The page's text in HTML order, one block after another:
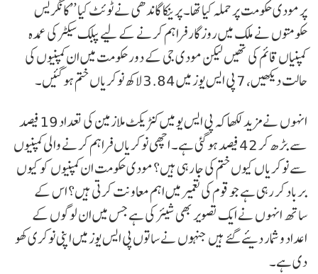
پر مودی حکومت پر حملہ کیا تھا۔ پرینکا گاندھی نے ٹوئٹ کیا ’’کانگریس
حکومتوں نے ملک میں روزگار فراہم کرنے کے لیے پبلک سیکٹر کی عمدہ
کمپنیاں قائم کی تھیں لیکن مودی جی کے دور حکومت میں ان کمپنیوں کی
حالت دیکھیں، 7 پی ایس یوز میں 3.84 لاکھ نوکریاں ختم ہوگئیں۔
انہوں نے مزید لکھا کہ پی ایس یو میں کنٹریکٹ ملازمین کی تعداد 19 فیصد
سے بڑھ کر 42 فیصد ہو گئی ہے۔ اچھی نوکریاں فراہم کرنے والی کمپنیوں
سے نوکریاں کیوں ختم کی جا رہی ہیں؟ مودی حکومت ان کمپنیوں کو کیوں
برباد کر رہی ہے جو قوم کی تعمیر میں اہم معاونت کرتی ہیں؟ اس کے
ساتھ انہوں نے ایک تصویر بھی شیئر کی ہے جس میں ان لوگوں کے
اعداد و شمار دیئے گئے ہیں جنہوں نے ساتوں پی ایس یوز میں اپنی نوکری کھو
دی ہے۔